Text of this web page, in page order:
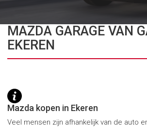
MAZDA GARAGE VAN
EKEREN
Mazda kopen in Ekeren
Veel mensen zijn afhankelijk van de auto